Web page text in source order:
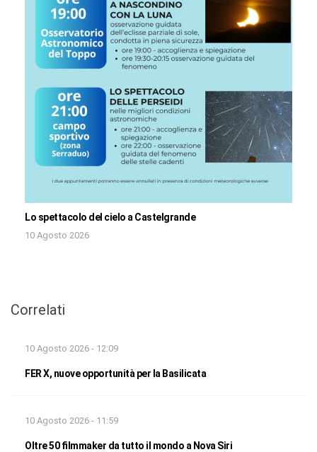
Lo spettacolo del cielo a Castelgrande
10 Agosto 2026
Correlati
10 Agosto 2026 - 12:09
FER X, nuove opportunità per la Basilicata
10 Agosto 2026 - 11:59
Oltre 50 filmmaker da tutto il mondo a Nova Siri